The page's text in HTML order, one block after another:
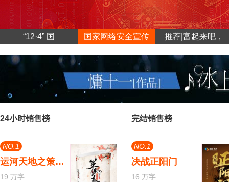
“12·4” 国 国家网络安全宣传 推荐|富起来吧，
24小时销售榜
NO.1
运河天地之策马春风堤上行
19 万字
完结销售榜
NO.1
决战正阳门
16 万字